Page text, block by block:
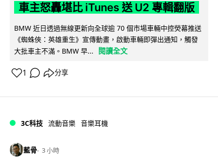
車主怒轟堪比 iTunes 送 U2 專輯翻版
BMW 近日透過無線更新向全球逾 70 個市場車輛中控熒幕推送
《蜘蛛俠：英雄重生》宣傳動畫，啟動車輛即彈出通知，觸發
大批車主不滿。BMW 早...
閱讀全文
1 分享
3C科技 流動音樂 音樂耳機
藍骨 3 小時